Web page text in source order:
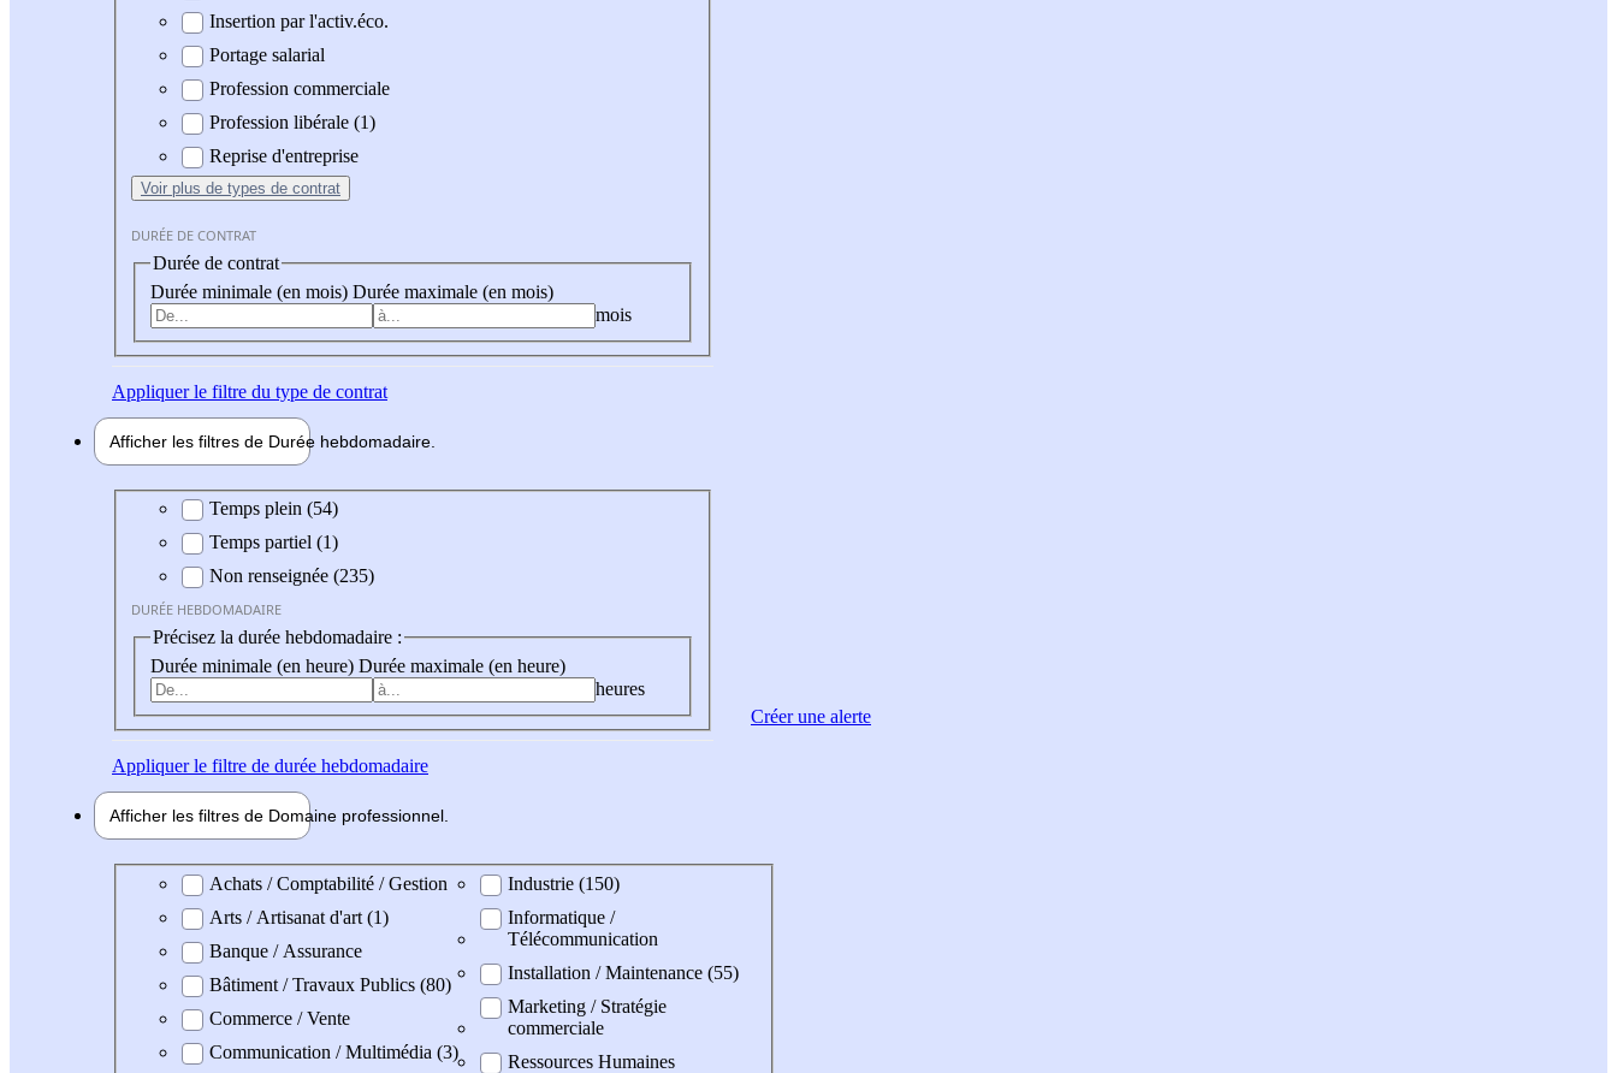
Insertion par l'activ.éco.
Portage salarial
Profession commerciale
Profession libérale (1)
Reprise d'entreprise
Voir plus de types de contrat
DURÉE DE CONTRAT
Durée de contrat
Durée minimale (en mois) Durée maximale (en mois)
mois
Appliquerle filtre du type de contrat
Afficher les filtres de Durée hebdomadaire
Durée hebdomadaire
Temps plein (54)
Temps partiel (1)
Non renseignée (235)
DURÉE HEBDOMADAIRE
Précisez la durée hebdomadaire :
Durée minimale (en heure) Durée maximale (en heure)
heures
Appliquerle filtre de durée hebdomadaire
Afficher les filtres de Domaine professionnel
Domaine professionel
Achats / Comptabilité / Gestion
Arts / Artisanat d'art (1)
Banque / Assurance
Bâtiment / Travaux Publics (80)
Commerce / Vente
Communication / Multimédia (3)
Industrie (150)
Informatique /
Télécommunication
Installation / Maintenance (55)
Marketing / Stratégie
commerciale
Ressources Humaines
Créer une alerte